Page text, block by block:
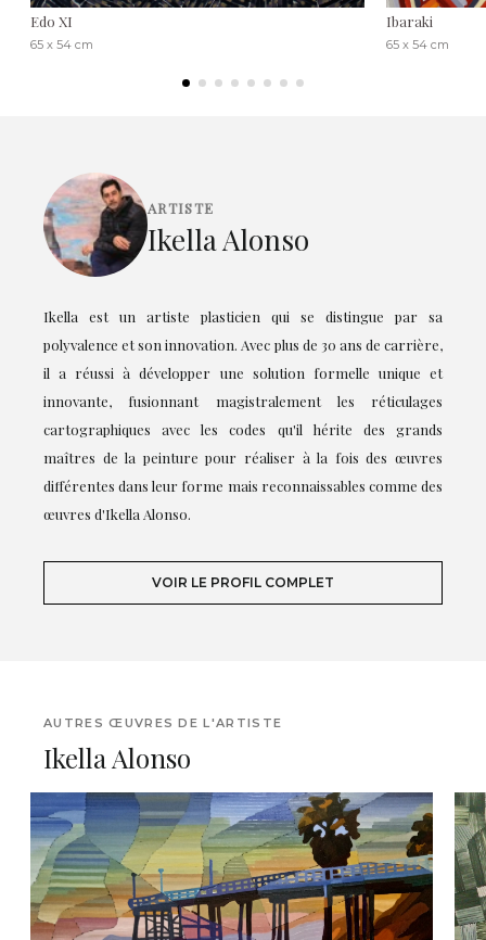
Edo XI
65 x 54 cm
Ibaraki
65 x 54 cm
ARTISTE
Ikella Alonso
Ikella est un artiste plasticien qui se distingue par sa
polyvalence et son innovation. Avec plus de 30 ans de carrière,
il a réussi à développer une solution formelle unique et
innovante, fusionnant magistralement les réticulages
cartographiques avec les codes qu'il hérite des grands
maîtres de la peinture pour réaliser à la fois des œuvres
différentes dans leur forme mais reconnaissables comme des
œuvres d'Ikella Alonso.
VOIR LE PROFIL COMPLET
AUTRES ŒUVRES DE L'ARTISTE
Ikella Alonso